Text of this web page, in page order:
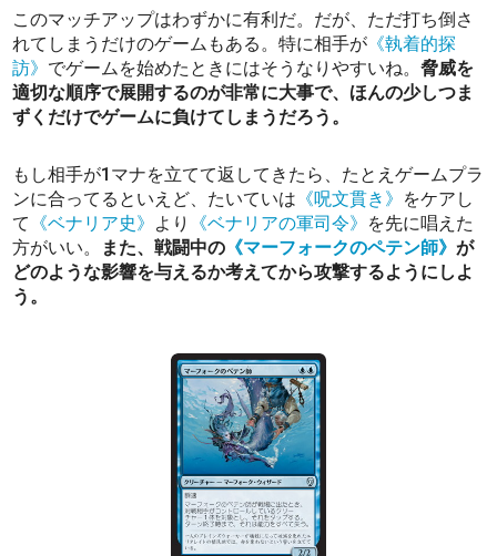
このマッチアップはわずかに有利だ。だが、ただ打ち倒さ
れてしまうだけのゲームもある。特に相手が 《執着的探
訪》 でゲームを始めたときにはそうなりやすいね。脅威を
適切な順序で展開するのが非常に大事で、ほんの少しつま
ずくだけでゲームに負けてしまうだろう。
もし相手が1マナを立てて返してきたら、たとえゲームプラ
ンに合ってるといえど、たいていは 《呪文貫き》 をケアし
て 《ベナリア史》 より 《ベナリアの軍司令》 を先に唱えた
方がいい。
また、戦闘中の 《マーフォークのペテン師》が
どのような影響を与えるか考えてから攻撃するようにしよ
う。